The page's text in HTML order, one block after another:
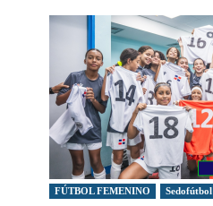
FÚTBOL FEMENINO Sedofútbol